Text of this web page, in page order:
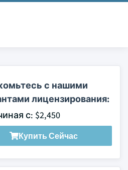
с нашими
лицензирования:
с: $2,450
Купить Сейчас